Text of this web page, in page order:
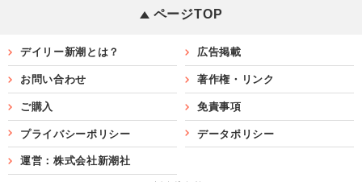
ページTOP
デイリー新潮とは？ 広告掲載
お問い合わせ 著作権・リンク
ご購入 免責事項
プライバシーポリシー データポリシー
運営：株式会社新潮社